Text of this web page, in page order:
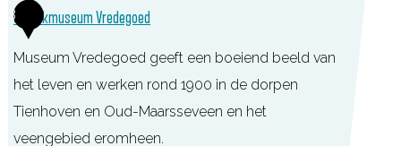
n
k
m
u
s
e
3Streekmuseum Vredegoed
Museum Vredegoed geeft een boeiend beeld van
het leven en werken rond 1900 in de dorpen
Tienhoven en Oud-Maarsseveen en het
veengebied eromheen.